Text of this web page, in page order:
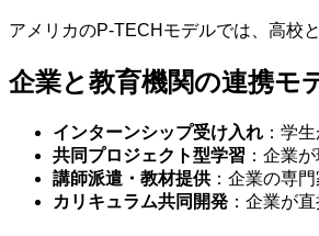
アメリカのP-TECHモデルでは、高校
企業と教育機関の連携モ
インターンシップ受け入れ ：学
共同プロジェクト型学習 ：企業
講師派遣・教材提供：企業の専門
カリキュラム共同開発 ：企業が